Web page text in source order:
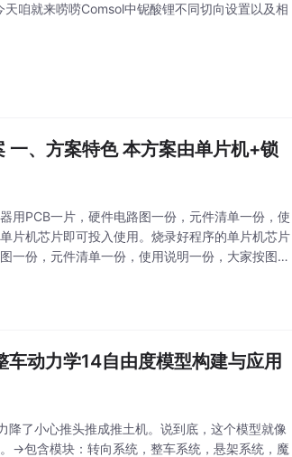
咱就来唠唠Comsol中铌酸锂不同切向设置以及相
一、方案特色 本方案由单片机+锁
用PCB一片，硬件电路图一份，元件清单一份，使
片机芯片即可投入使用。烧录好程序的单片机芯片
一份，元件清单一份，使用说明一份，大家按图索
动力学14自由度模型构建与应用
了小心推头推成推土机。说到底，这个模型就像
→包含模块：转向系统，整车系统，悬架系统，魔